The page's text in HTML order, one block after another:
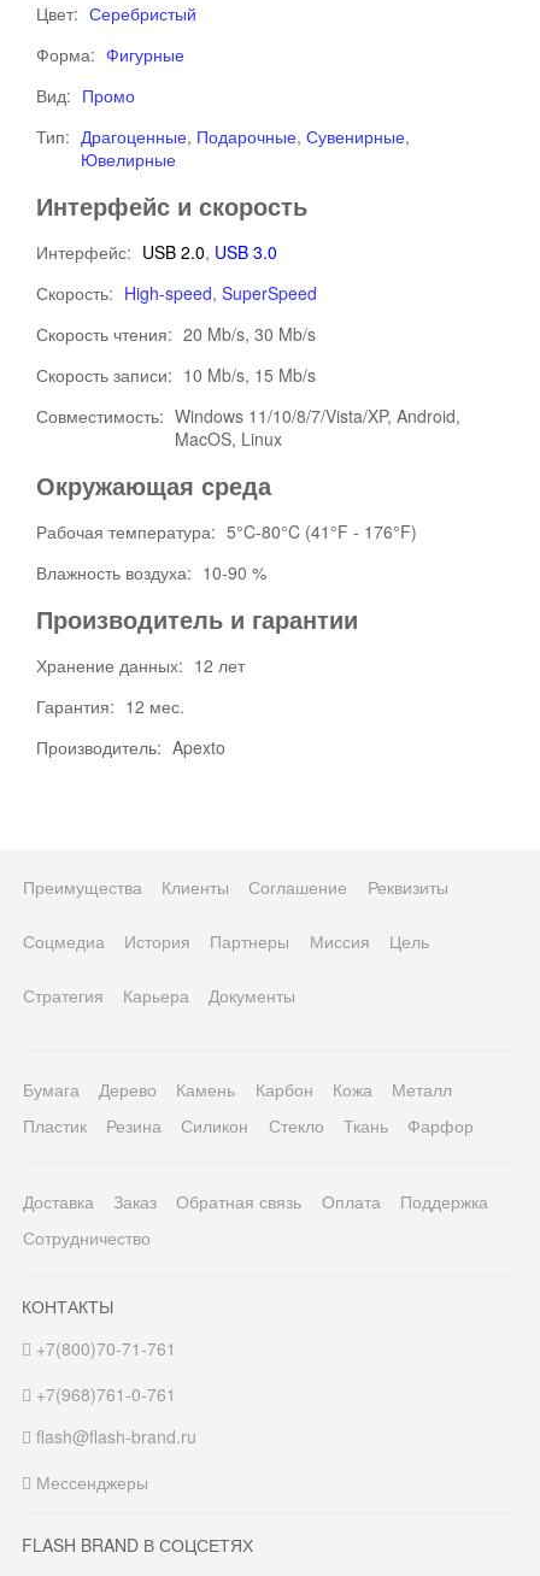
Цвет: Серебристый
Форма: Фигурные
Вид: Промо
Тип: Драгоценные, Подарочные, Сувенирные,
Ювелирные
Интерфейс и скорость
Интерфейс: USB 2.0, USB 3.0
Скорость: High-speed, SuperSpeed
Скорость чтения: 20 Mb/s, 30 Mb/s
Скорость записи: 10 Mb/s, 15 Mb/s
Совместимость: Windows 11/10/8/7/Vista/XP, Android,
MacOS, Linux
Окружающая среда
Рабочая температура: 5°C-80°C (41°F - 176°F)
Влажность воздуха: 10-90 %
Производитель и гарантии
Хранение данных: 12 лет
Гарантия: 12 мес.
Производитель: Apexto
Преимущества Клиенты Соглашение Реквизиты
Соцмедиа История Партнеры Миссия Цель
Стратегия Карьера Документы
Бумага Дерево Камень Карбон Кожа
Металл
Пластик
Резина Силикон Стекло Ткань Фарфор
Доставка Заказ Обратная связь Оплата
Поддержка
Сотрудничество
КОНТАКТЫ
+7(800)70-71-761
+7(968)761-0-761
flash@flash-brand.ru
Мессенджеры
FLASH BRAND В СОЦСЕТЯХ